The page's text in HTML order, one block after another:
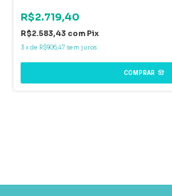
R$2.719,40
R$2.583,43 com Pix
3 x de R$906,47 sem juros
COMPRAR